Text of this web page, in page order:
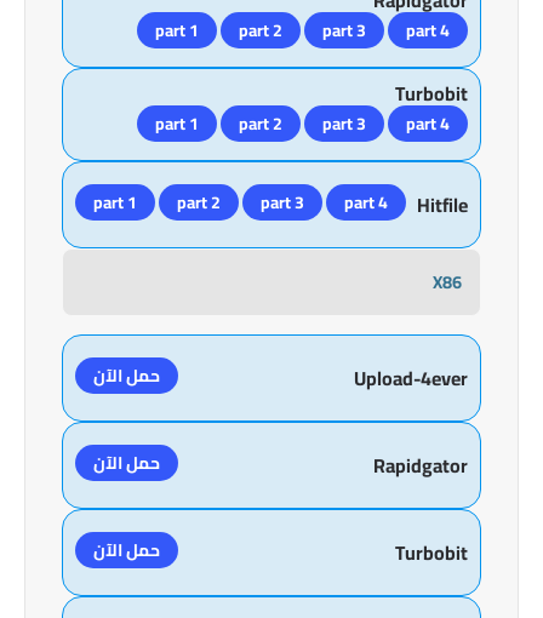
part 1 part 2 part 3 part 4
Turbobit
part 1 part 2 part 3 part 4
Hitfile
part 1 part 2 part 3 part 4
X86
Upload-4ever حمل الآن
Rapidgator حمل الآن
Turbobit حمل الآن